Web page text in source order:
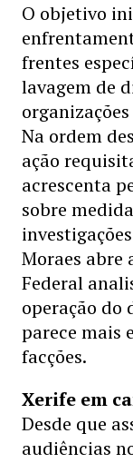
O objetivo
frentes
lavagem de
Na ordem
ação
acrescenta
sobre
Moraes abre
Federal
operação do
parece mais
facções.
Xerife em
Desde que
audiências